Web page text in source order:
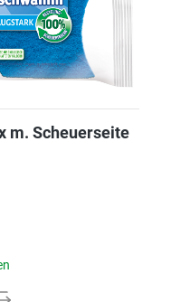
m. Scheuerseite